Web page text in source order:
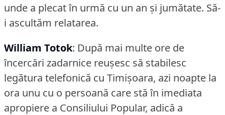
unde a plecat în urmă cu un an şi jumătate. Să-
i ascultăm relatarea.
William Totok: După mai multe ore de
încercări zadarnice reuşesc să stabilesc
legătura telefonică cu Timişoara, azi noapte la
ora unu cu o persoană care stă în imediata
apropiere a Consiliului Popular, adică a